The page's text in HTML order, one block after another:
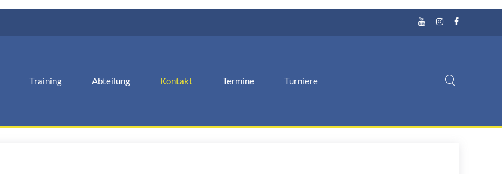
Training Abteilung Kontakt Termine Turniere